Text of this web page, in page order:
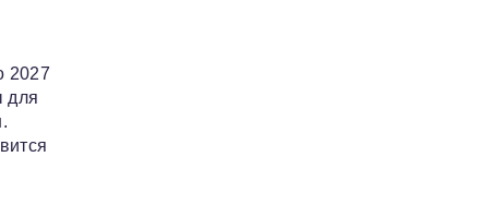
2027
для